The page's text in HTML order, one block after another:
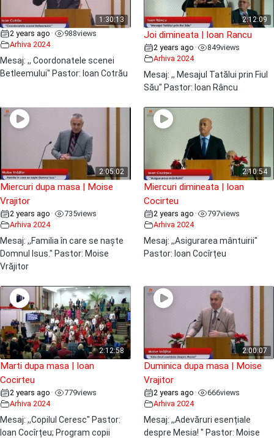
1:30:13
2 years ago • 988views
Arhiva 2024
Mesaj: ,, Coordonatele scenei
Betleemului" Pastor: Ioan Cotrău
2:12:09
Joi dimineata | Ioan Rancu
2 years ago • 849views
Arhiva 2024
Mesaj: ,, Mesajul Tatălui prin Fiul
Său" Pastor: Ioan Râncu
2:05:02
Miercuri dupa masa | Moise
Vrajitor
2 years ago • 735views
Arhiva 2024
Mesaj: ,,Familia în care se naște
Domnul Isus." Pastor: Moise
Vrăjitor
2:10:54
Miercuri dimineata | Ioan
Cocirteu
2 years ago • 797views
Arhiva 2024
Mesaj: ,,Asigurarea mântuirii"
Pastor: Ioan Cocîrțeu
2:12:58
Marti dupa masa | Ioan
Cocirteu
2 years ago • 779views
Arhiva 2024
Mesaj: ,,Copilul Ceresc" Pastor:
Ioan Cocîrțeu; Program copii
2:00:07
Duminica dupa masa | Moise
Vrajitor
2 years ago • 666views
Arhiva 2024
Mesaj: ,,Adevăruri esențiale
despre Mesia! " Pastor: Moise